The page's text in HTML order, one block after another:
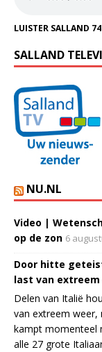
LUISTER SALLAND
SALLAND
NU.NL
Video |
op de zon 6
Door hitte
last van
Delen van Italië
van extreem weer,
kampt momenteel
alle 27 grote